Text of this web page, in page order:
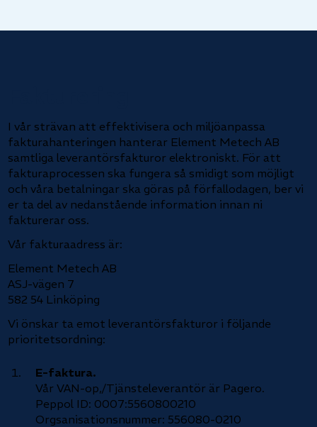
I vår strävan att effektivisera och miljöanpassa
fakturahanteringen hanterar Element Metech AB
samtliga leverantörsfakturor elektroniskt. För att
fakturaprocessen ska fungera så smidigt som möjligt
och våra betalningar ska göras på förfallodagen, ber vi
er ta del av nedanstående information innan ni
fakturerar oss.
Vår fakturaadress är:
Element Metech AB
ASJ-vägen 7
582 54 Linköping
Vi önskar ta emot leverantörsfakturor i följande
prioritetsordning:
E-faktura.
Vår VAN-op,/Tjänsteleverantör är Pagero.
Peppol ID: 0007:5560800210
Orgsanisationsnummer: 556080-0210